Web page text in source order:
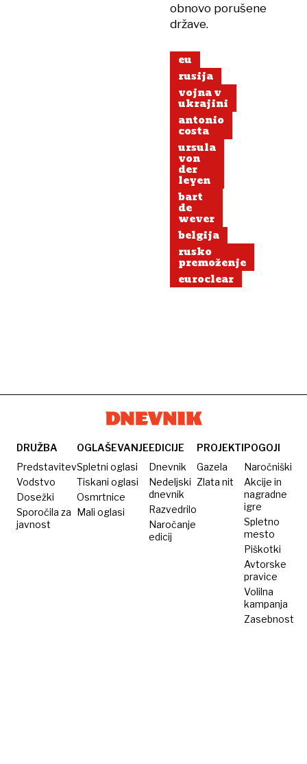
obnovo porušene
države.
eu
rusija
vojna v
ukrajini
antonio
costa
ursula
von
der
leyen
bart
de
wever
belgija
rusko
premoženje
euroclear
DRUŽBA
Predstavitev
Vodstvo
Dosežki
Sporočila za
javnost
OGLAŠEVANJE
Spletni oglasi
Tiskani oglasi
Osmrtnice
Mali oglasi
EDICIJE
Dnevnik
Nedeljski
dnevnik
Razvedrilo
Naročanje
edicij
PROJEKTI
Gazela
Zlata nit
POGOJI
Naročniški
Akcije in
nagradne
igre
Spletno
mesto
Piškotki
Avtorske
pravice
Volilna
kampanja
Zasebnost